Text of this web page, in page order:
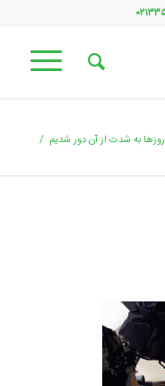
روزها به شدت از آن دور شدیم /